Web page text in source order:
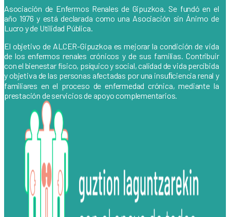
Asociación de Enfermos Renales de Gipuzkoa. Se fundó en el
año 1976 y está declarada como una Asociación sin Ánimo de
Lucro y de Utilidad Pública.
El objetivo de ALCER-Gipuzkoa es mejorar la condición de vida
de los enfermos renales crónicos y de sus familias. Contribuir
con el bienestar físico, psíquico y social, calidad de vida percibida
y objetiva de las personas afectadas por una insuﬁciencia renal y
familiares en el proceso de enfermedad crónica, mediante la
prestación de servicios de apoyo complementarios.